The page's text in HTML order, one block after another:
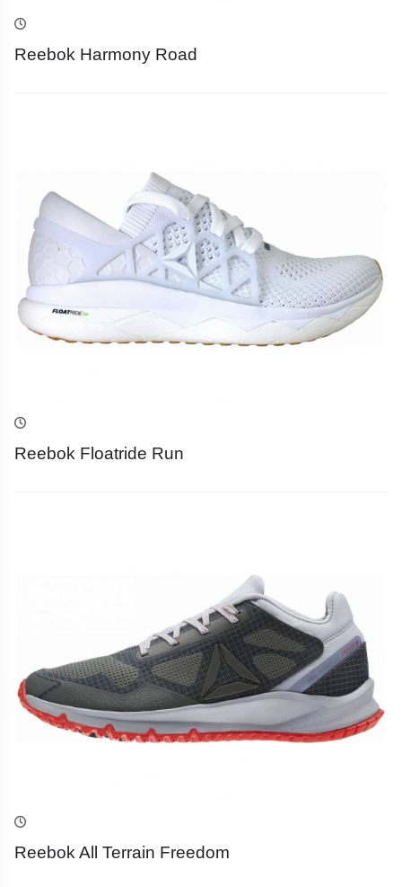
Reebok Harmony Road
Reebok Floatride Run
Reebok All Terrain Freedom